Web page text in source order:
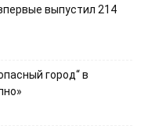
выпустил 214
город“ в